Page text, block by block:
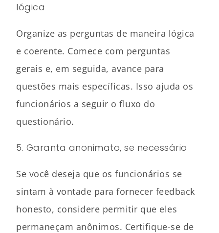
lógica
Organize as perguntas de maneira lógica
e coerente. Comece com perguntas
gerais e, em seguida, avance para
questões mais específicas. Isso ajuda os
funcionários a seguir o fluxo do
questionário.
5. Garanta anonimato, se necessário
Se você deseja que os funcionários se
sintam à vontade para fornecer feedback
honesto, considere permitir que eles
permaneçam anônimos. Certifique-se de